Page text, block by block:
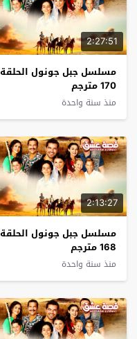
2:27:51
مسلسل جبل جونول الحلقة
170 مترجم
منذ سنة واحدة
2:13:27
مسلسل جبل جونول الحلقة
168 مترجم
منذ سنة واحدة